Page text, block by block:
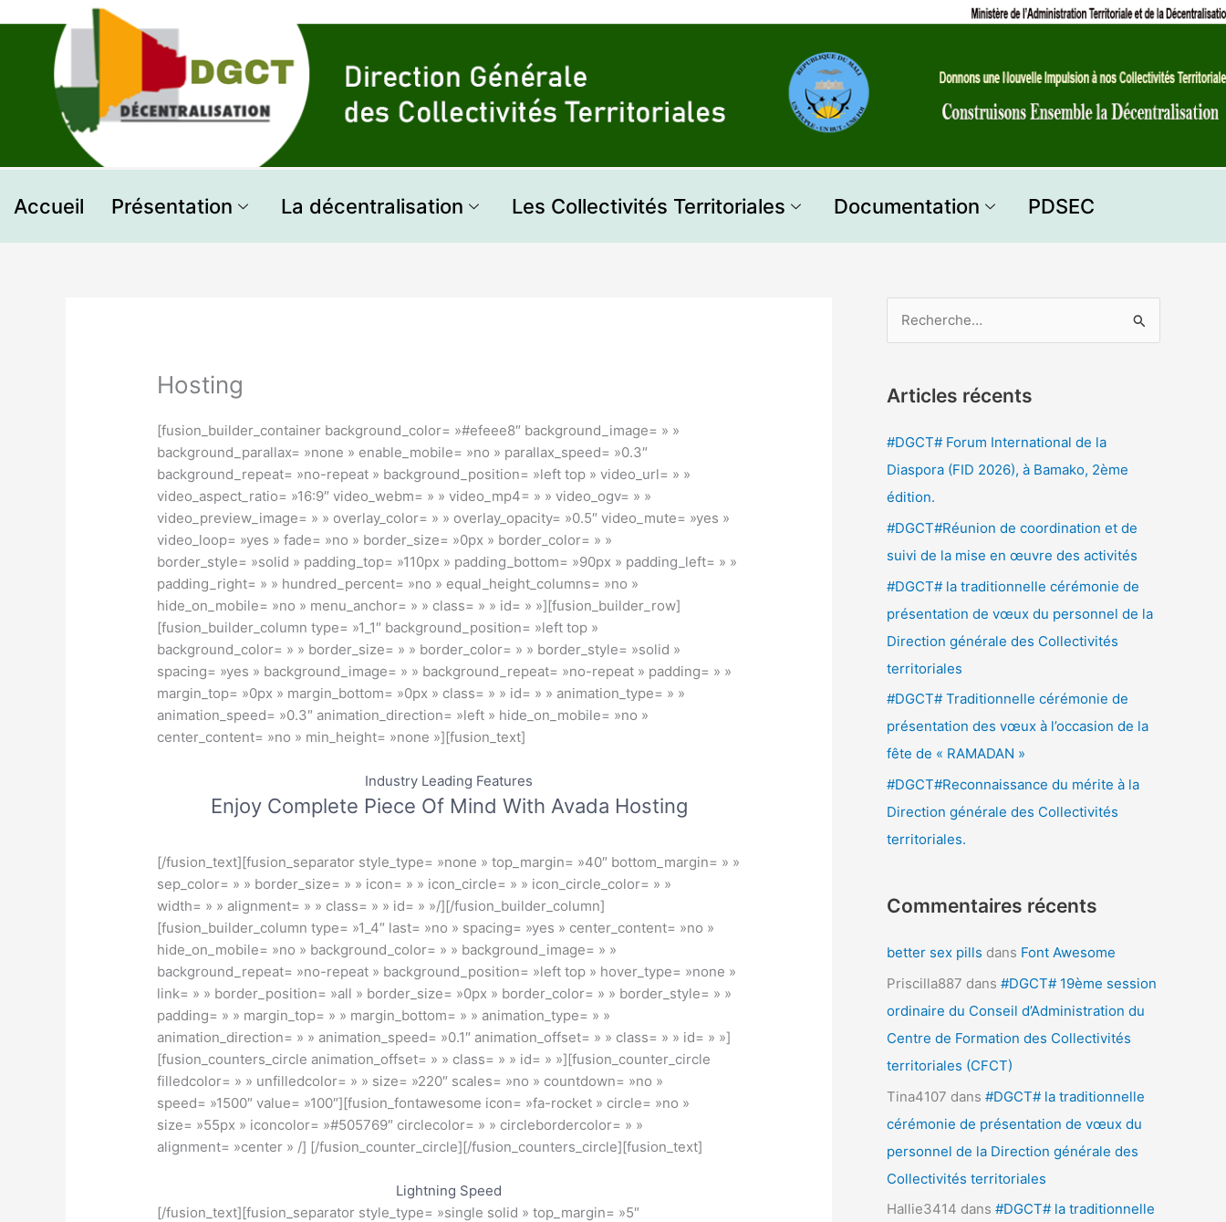
Accueil Présentation La décentralisation Les Collectivités Territoriales Documentation PDSEC
Hosting
[fusion_builder_container background_color= »#efeee8″ background_image= » »
background_parallax= »none » enable_mobile= »no » parallax_speed= »0.3″
background_repeat= »no-repeat » background_position= »left top » video_url= » »
video_aspect_ratio= »16:9″ video_webm= » » video_mp4= » » video_ogv= » »
video_preview_image= » » overlay_color= » » overlay_opacity= »0.5″ video_mute= »yes »
video_loop= »yes » fade= »no » border_size= »0px » border_color= » »
border_style= »solid » padding_top= »110px » padding_bottom= »90px » padding_left= » »
padding_right= » » hundred_percent= »no » equal_height_columns= »no »
hide_on_mobile= »no » menu_anchor= » » class= » » id= » »][fusion_builder_row]
[fusion_builder_column type= »1_1″ background_position= »left top »
background_color= » » border_size= » » border_color= » » border_style= »solid »
spacing= »yes » background_image= » » background_repeat= »no-repeat » padding= » »
margin_top= »0px » margin_bottom= »0px » class= » » id= » » animation_type= » »
animation_speed= »0.3″ animation_direction= »left » hide_on_mobile= »no »
center_content= »no » min_height= »none »][fusion_text]
Industry Leading Features
Enjoy Complete Piece Of Mind With Avada Hosting
[/fusion_text][fusion_separator style_type= »none » top_margin= »40″ bottom_margin= » »
sep_color= » » border_size= » » icon= » » icon_circle= » » icon_circle_color= » »
width= » » alignment= » » class= » » id= » »/][/fusion_builder_column]
[fusion_builder_column type= »1_4″ last= »no » spacing= »yes » center_content= »no »
hide_on_mobile= »no » background_color= » » background_image= » »
background_repeat= »no-repeat » background_position= »left top » hover_type= »none »
link= » » border_position= »all » border_size= »0px » border_color= » » border_style= » »
padding= » » margin_top= » » margin_bottom= » » animation_type= » »
animation_direction= » » animation_speed= »0.1″ animation_offset= » » class= » » id= » »]
[fusion_counters_circle animation_offset= » » class= » » id= » »][fusion_counter_circle
filledcolor= » » unfilledcolor= » » size= »220″ scales= »no » countdown= »no »
speed= »1500″ value= »100″][fusion_fontawesome icon= »fa-rocket » circle= »no »
size= »55px » iconcolor= »#505769″ circlecolor= » » circlebordercolor= » »
alignment= »center » /] [/fusion_counter_circle][/fusion_counters_circle][fusion_text]
Lightning Speed
[/fusion_text][fusion_separator style_type= »single solid » top_margin= »5″
h
e
r
c
:
Articles récents
#DGCT# Forum International de la
Diaspora (FID 2026), à Bamako, 2ème
édition.
#DGCT#Réunion de coordination et de
suivi de la mise en œuvre des activités
#DGCT# la traditionnelle cérémonie de
présentation de vœux du personnel de la
Direction générale des Collectivités
territoriales
#DGCT# Traditionnelle cérémonie de
présentation des vœux à l’occasion de la
fête de « RAMADAN »
#DGCT#Reconnaissance du mérite à la
Direction générale des Collectivités
territoriales.
Commentaires récents
better sex pills dans Font Awesome
Priscilla887 dans #DGCT# 19ème session
ordinaire du Conseil d’Administration du
Centre de Formation des Collectivités
territoriales (CFCT)
Tina4107 dans #DGCT# la traditionnelle
cérémonie de présentation de vœux du
personnel de la Direction générale des
Collectivités territoriales
Hallie3414 dans #DGCT# la traditionnelle